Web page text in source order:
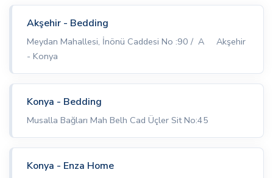
Akşehir - Bedding
Meydan Mahallesi, İnönü Caddesi No :90 / A Akşehir
- Konya
Konya - Bedding
Musalla Bağları Mah Belh Cad Üçler Sit No:45
Konya - Enza Home